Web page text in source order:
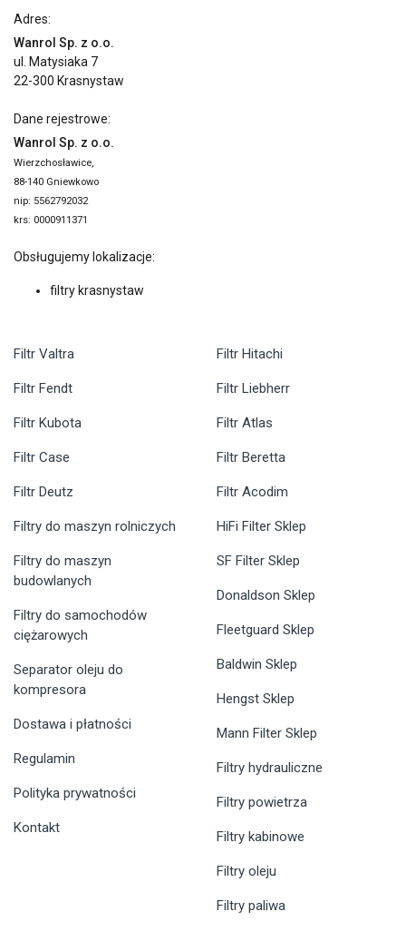
Adres:
Wanrol Sp. z o.o.
ul. Matysiaka 7
22-300 Krasnystaw
Dane rejestrowe:
Wanrol Sp. z o.o.
Wierzchosławice,
88-140 Gniewkowo
nip: 5562792032
krs: 0000911371
Obsługujemy lokalizacje:
filtry krasnystaw
Filtr Valtra
Filtr Fendt
Filtr Kubota
Filtr Case
Filtr Deutz
Filtr Hitachi
Filtr Liebherr
Filtr Atlas
Filtr Beretta
Filtr Acodim
Filtry do maszyn rolniczych
Filtry do maszyn
budowlanych
Filtry do samochodów
ciężarowych
Separator oleju do
kompresora
Dostawa i płatności
Regulamin
Polityka prywatności
Kontakt
HiFi Filter Sklep
SF Filter Sklep
Donaldson Sklep
Fleetguard Sklep
Baldwin Sklep
Hengst Sklep
Mann Filter Sklep
Filtry hydrauliczne
Filtry powietrza
Filtry kabinowe
Filtry oleju
Filtry paliwa